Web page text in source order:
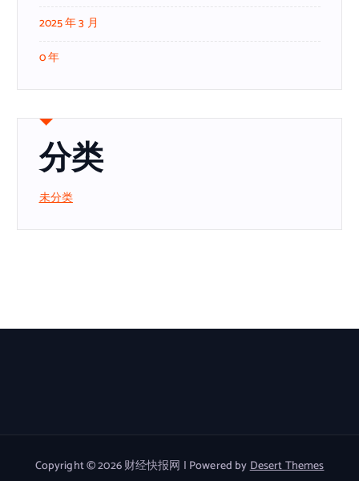
2025 年 3 月
0 年
分类
未分类
Copyright © 2026 财经快报网 | Powered byDesert Themes